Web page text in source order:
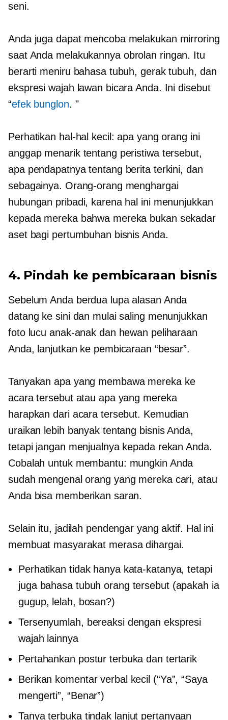
seni.
Anda juga dapat mencoba melakukan mirroring
saat Anda melakukannya obrolan ringan. Itu
berarti meniru bahasa tubuh, gerak tubuh, dan
ekspresi wajah lawan bicara Anda. Ini disebut
“efek bunglon. "
Perhatikan hal-hal kecil: apa yang orang ini
anggap menarik tentang peristiwa tersebut,
apa pendapatnya tentang berita terkini, dan
sebagainya. Orang-orang menghargai
hubungan pribadi, karena hal ini menunjukkan
kepada mereka bahwa mereka bukan sekadar
aset bagi pertumbuhan bisnis Anda.
4. Pindah ke pembicaraan bisnis
Sebelum Anda berdua lupa alasan Anda
datang ke sini dan mulai saling menunjukkan
foto lucu anak-anak dan hewan peliharaan
Anda, lanjutkan ke pembicaraan “besar”.
Tanyakan apa yang membawa mereka ke
acara tersebut atau apa yang mereka
harapkan dari acara tersebut. Kemudian
uraikan lebih banyak tentang bisnis Anda,
tetapi jangan menjualnya kepada rekan Anda.
Cobalah untuk membantu: mungkin Anda
sudah mengenal orang yang mereka cari, atau
Anda bisa memberikan saran.
Selain itu, jadilah pendengar yang aktif. Hal ini
membuat masyarakat merasa dihargai.
Perhatikan tidak hanya kata-katanya, tetapi
juga bahasa tubuh orang tersebut (apakah ia
gugup, lelah, bosan?)
Tersenyumlah, bereaksi dengan ekspresi
wajah lainnya
Pertahankan postur terbuka dan tertarik
Berikan komentar verbal kecil (“Ya”, “Saya
mengerti”, “Benar”)
Tanya terbuka tindak lanjut pertanyaan